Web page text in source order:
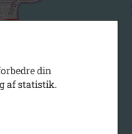
din
af statistik.